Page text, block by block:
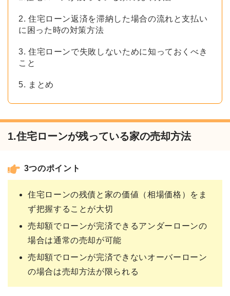
2. 住宅ローン返済を滞納した場合の流れと支払い
に困った時の対策方法
3. 住宅ローンで失敗しないために知っておくべき
こと
5. まとめ
1.住宅ローンが残っている家の売却方法
3つのポイント
住宅ローンの残債と家の価値（相場価格）をま
ず把握することが大切
売却額でローンが完済できるアンダーローンの
場合は通常の売却が可能
売却額でローンが完済できないオーバーローン
の場合は売却方法が限られる